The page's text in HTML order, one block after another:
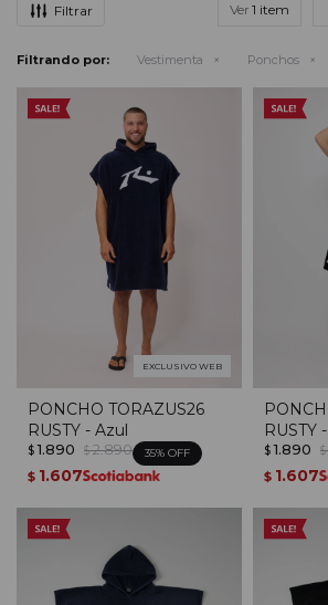
Ver
Filtrando por: Vestimenta Ponchos
EXCLUSIVO WEB
PONCHO TORAZUS26
RUSTY - Azul
$ 1.890 $ 2.890 35
$ 1.607
RUSTY
$ 1.890 $
$ 1.607